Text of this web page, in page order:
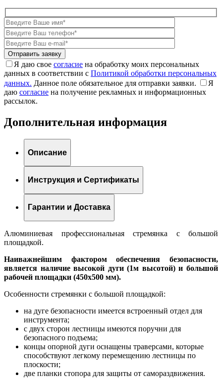
Я даю свое согласие на обработку моих персональных
данных в соответствии с Политикой обработки персональных
данных. Данное поле обязательное для отправки заявки.
Я
даю согласие на получение рекламных и информационных
рассылок.
Дополнительная информация
Описание
Инструкция и Сертификаты
Гарантии и Доставка
Алюминиевая профессиональная стремянка с большой
площадкой.
Наиважнейшим фактором обеспечения безопасности,
является наличие высокой дуги (1м высотой) и большой
рабочей площадки (450х500 мм).
Особенности стремянки с большой площадкой:
на дуге безопасности имеется встроенный отдел для
инструмента;
с двух сторон лестницы имеются поручни для
безопасного подъема;
концы опорной дуги оснащены траверсами, которые
способствуют легкому перемещению лестницы по
плоскости;
две планки стопора для защиты от самораздвижения.